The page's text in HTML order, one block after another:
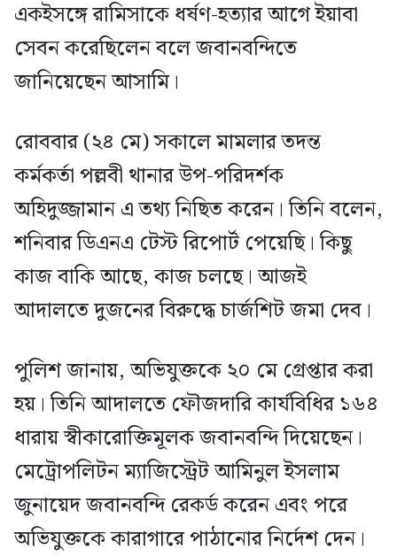
একইসঙ্গে রামিসাকে ধর্ষণ-হত্যার আগে ইয়াবা
সেবন করেছিলেন বলে জবানবন্দিতে
জানিয়েছেন আসামি।
রোববার (২৪ মে) সকালে মামলার তদন্ত
কর্মকর্তা পল্লবী থানার উপ-পরিদর্শক
অহিদুজ্জামান এ তথ্য নিছিত করেন। তিনি বলেন,
শনিবার ডিএনএ টেস্ট রিপোর্ট পেয়েছি। কিছু
কাজ বাকি আছে, কাজ চলছে। আজই
আদালতে দুজনের বিরুদ্ধে চার্জশিট জমা দেব।
পুলিশ জানায়, অভিযুক্তকে ২০ মে গ্রেপ্তার করা
হয়। তিনি আদালতে ফৌজদারি কার্যবিধির ১৬৪
ধারায় স্বীকারোক্তিমূলক জবানবন্দি দিয়েছেন।
মেট্রোপলিটন ম্যাজিস্ট্রেট আমিনুল ইসলাম
জুনায়েদ জবানবন্দি রেকর্ড করেন এবং পরে
অভিযুক্তকে কারাগারে পাঠানোর নির্দেশ দেন।